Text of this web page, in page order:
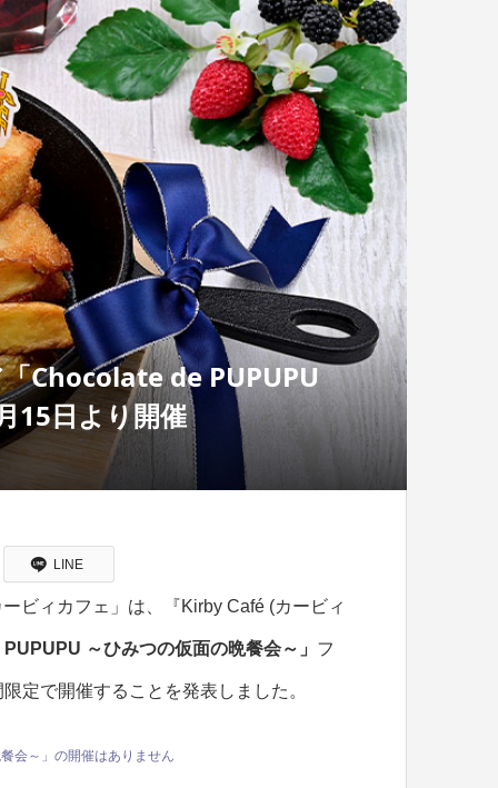
Chocolate de PUPUPU
15日より開催
LINE
ビィカフェ」は、『Kirby Café (カービィ
～ひみつの仮面の晩餐会～」 フ
定で開催することを発表しました。
会～」の開催はありません